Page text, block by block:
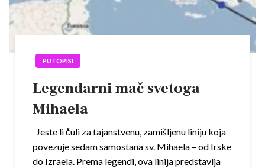
PUTOPISI
Legendarni mač svetoga
Mihaela
Jeste li čuli za tajanstvenu, zamišljenu liniju koja
povezuje sedam samostana sv. Mihaela – od Irske
do Izraela. Prema legendi, ova linija predstavlja